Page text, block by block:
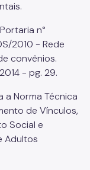
n°
2010 - Rede
convênios.
- pg. 29.
a Norma Técnica
de Vínculos,
Social e
Adultos